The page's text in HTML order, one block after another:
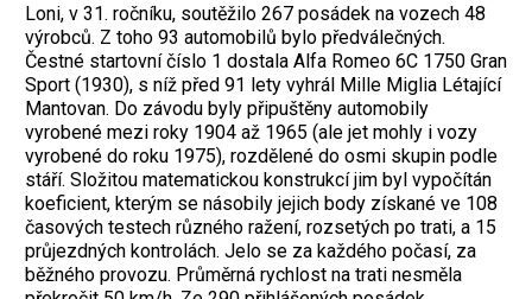
Loni, v 31. ročníku, soutěžilo 267 posádek na vozech 48
výrobců. Z toho 93 automobilů bylo předválečných.
Čestné startovní číslo 1 dostala Alfa Romeo 6C 1750 Gran
Sport (1930), s níž před 91 lety vyhrál Mille Miglia Létající
Mantovan. Do závodu byly připuštěny automobily
vyrobené mezi roky 1904 až 1965 (ale jet mohly i vozy
vyrobené do roku 1975), rozdělené do osmi skupin podle
stáří. Složitou matematickou konstrukcí jim byl vypočítán
koeficient, kterým se násobily jejich body získané ve 108
časových testech různého ražení, rozsetých po trati, a 15
průjezdných kontrolách. Jelo se za každého počasí, za
běžného provozu. Průměrná rychlost na trati nesměla